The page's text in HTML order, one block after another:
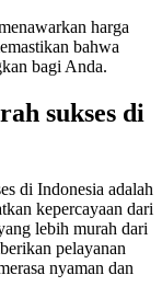
harga
bahwa
bagi Anda.
sukses di
di Indonesia adalah
kepercayaan dari
lebih murah dari
pelayanan
nyaman dan